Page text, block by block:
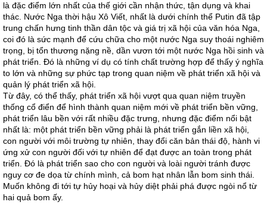
là đặc điểm lớn nhất của thế giới cần nhận thức, tận dụng và khai
thác. Nước Nga thời hậu Xô Viết, nhất là dưới chính thể Putin đã tập
trung chấn hưng tinh thần dân tộc và giá trị xã hội của văn hóa Nga,
coi đó là sức mạnh để cứu chữa cho một nước Nga suy thoái nghiêm
trọng, bị tổn thương nặng nề, dần vươn tới một nước Nga hồi sinh và
phát triển. Đó là những ví dụ có tính chất trường hợp để thấy ý nghĩa
to lớn và những sự phức tạp trong quan niệm về phát triển xã hội và
quản lý phát triển xã hội.
Từ đây, có thể thấy, phát triển xã hội vượt qua quan niệm truyền
thống cổ điển để hình thành quan niệm mới về phát triển bền vững,
phát triển lâu bền với rất nhiều đặc trưng, nhưng đặc điểm nổi bật
nhất là: một phát triển bền vững phải là phát triển gắn liền xã hội,
con người với môi trường tự nhiên, thay đổi căn bản thái độ, hành vi
ứng xử con người đối với tự nhiên để đạt được an toàn trong phát
triển. Đó là phát triển sao cho con người và loài người tránh được
nguy cơ đe dọa từ chính mình, cả bom hạt nhân lẫn bom sinh thái.
Muốn không đi tới tự hủy hoại và hủy diệt phải phá được ngòi nổ từ
hai quả bom ấy.